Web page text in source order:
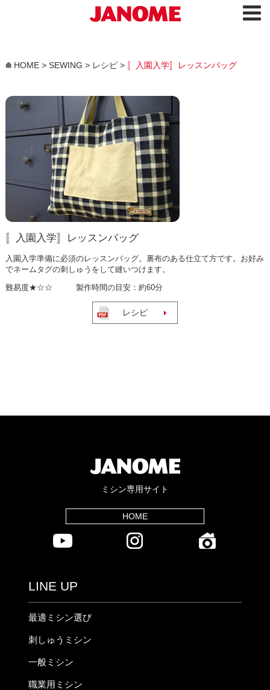
HOME> SEWING > レシピ> 〚入園入学〛レッスンバッグ
〚入園入学〛レッスンバッグ
入園入学準備に必須のレッスンバッグ。裏布のある仕立て方です。お好み
でネームタグの刺しゅうをして縫いつけます。
難易度★☆☆ 製作時間の目安：約60分
レシピ
ミシン専用サイト
HOME
LINE UP
最適ミシン選び
刺しゅうミシン
一般ミシン
職業用ミシン